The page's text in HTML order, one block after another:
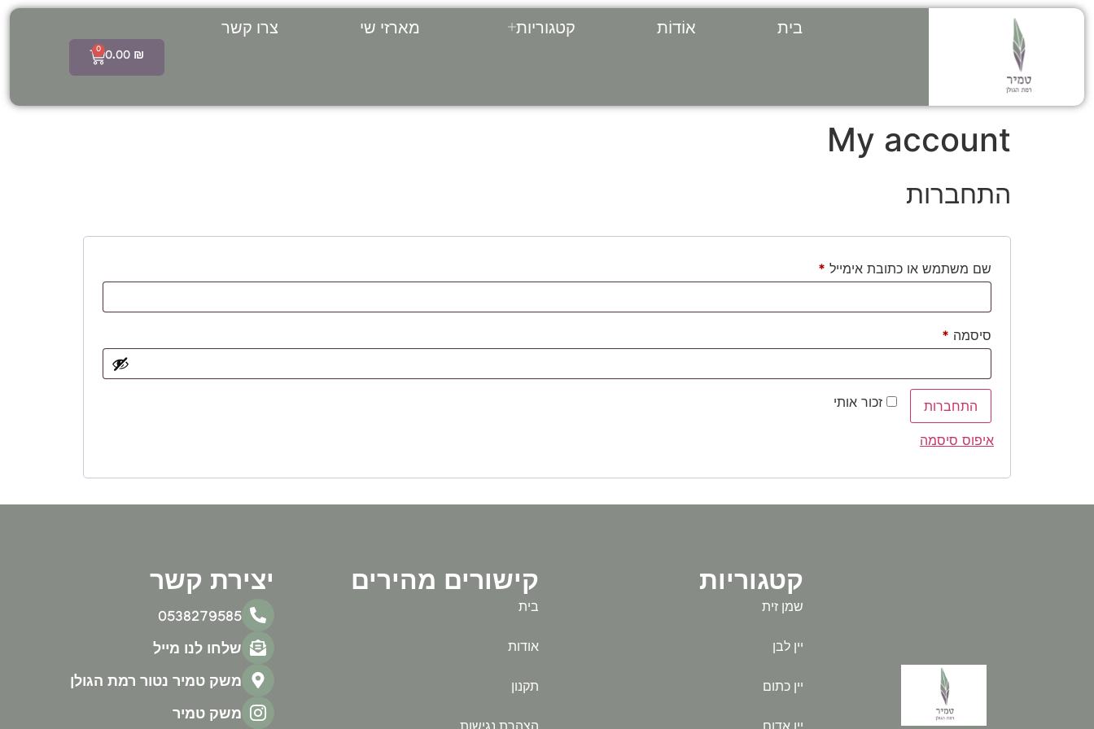
בית אוֹדוֹת קטגוריות מארזי שי צרו קשר
0.00 ₪
0
My account
התחברות
שם משתמש או כתובת אימייל *
סיסמה *
זכור אותי התחברות
איפוס סיסמה
קטגוריות
שמן זית
יין לבן
יין כתום
קישורים מהירים
בית
אודות
תקנון
יצירת קשר
0538279585
שלחו לנו מייל
משק טמיר נטור רמת הגולן
משק טמיר